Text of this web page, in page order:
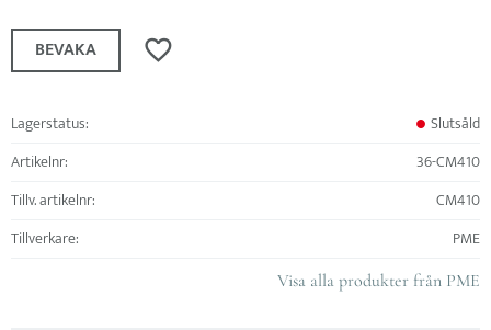
Lägg till i favoriter
BEVAKA
Lagerstatus
Slutsåld
Artikelnr
36-CM410
Tillv. artikelnr
CM410
Tillverkare
PME
Visa alla produkter från PME